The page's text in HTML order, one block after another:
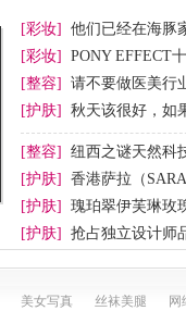
[彩妆]
他们已经在海豚
[彩妆]
PONY EFFECT
节妆
[整容]
请不要做医美行
[护肤]
秋天该很好，如
[整容]
纽西之谜天然科
[护肤]
香港萨拉（
[护肤]
瑰珀翠伊芙琳玫
[护肤]
抢占独立设计师
美女写真 丝袜美腿 网